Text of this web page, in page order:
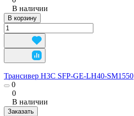
В наличии
В корзину
Трансивер H3C SFP-GE-LH40-SM1550
0
0
В наличии
Заказать